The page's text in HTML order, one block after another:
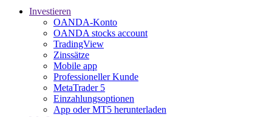
Investieren
OANDA-Konto
OANDA stocks account
TradingView
Zinssätze
Mobile app
Professioneller Kunde
MetaTrader 5
Einzahlungsoptionen
App oder MT5 herunterladen